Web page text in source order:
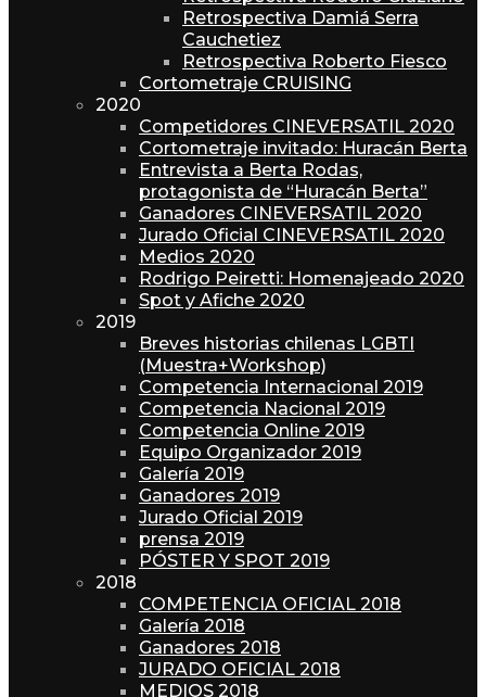
Retrospectiva Damiá Serra
Cauchetiez
Retrospectiva Roberto Fiesco
Cortometraje CRUISING
2020
Competidores CINEVERSATIL 2020
Cortometraje invitado: Huracán Berta
Entrevista a Berta Rodas,
protagonista de “Huracán Berta”
Ganadores CINEVERSATIL 2020
Jurado Oficial CINEVERSATIL 2020
Medios 2020
Rodrigo Peiretti: Homenajeado 2020
Spot y Afiche 2020
2019
Breves historias chilenas LGBTI
(Muestra+Workshop)
Competencia Internacional 2019
Competencia Nacional 2019
Competencia Online 2019
Equipo Organizador 2019
Galería 2019
Ganadores 2019
Jurado Oficial 2019
prensa 2019
PÓSTER Y SPOT 2019
2018
COMPETENCIA OFICIAL 2018
Galería 2018
Ganadores 2018
JURADO OFICIAL 2018
MEDIOS 2018